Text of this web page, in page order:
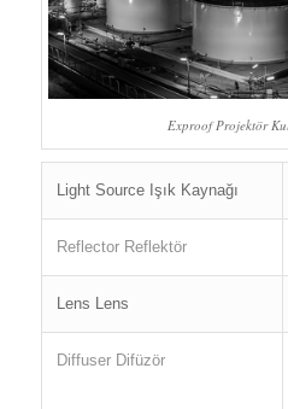
Exproof Projektör
Light Source Işık Kaynağı
Reflector Reflektör
Lens Lens
Diffuser Difüzör